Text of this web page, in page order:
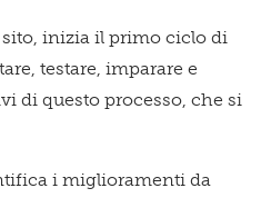
inizia il primo ciclo di
testare, imparare e
di questo processo, che si
i miglioramenti da